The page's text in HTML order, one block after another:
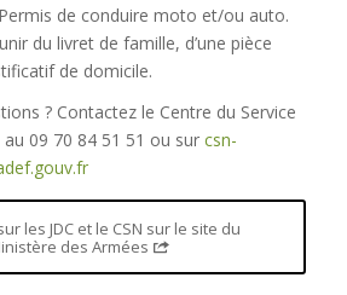
de conduire moto et/ou auto.
du livret de famille, d’une pièce
de domicile.
? Contactez le Centre du Service
09 70 84 51 51 ou sur csn-
les JDC et le CSN sur le site du
des Armées